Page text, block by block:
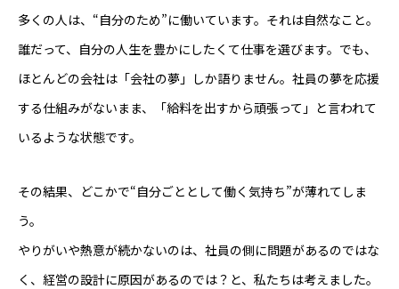
多くの人は、“自分のため”に働いています。それは自然なこと。
誰だって、自分の人生を豊かにしたくて仕事を選びます。でも、
ほとんどの会社は「会社の夢」しか語りません。社員の夢を応援
する仕組みがないまま、「給料を出すから頑張って」と言われて
いるような状態です。
その結果、どこかで“自分ごととして働く気持ち”が薄れてしま
う。
やりがいや熱意が続かないのは、社員の側に問題があるのではな
く、経営の設計に原因があるのでは？と、私たちは考えました。